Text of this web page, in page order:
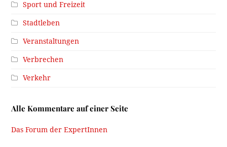
Sport und Freizeit
Stadtleben
Veranstaltungen
Verbrechen
Verkehr
Alle Kommentare auf einer Seite
Das Forum der ExpertInnen